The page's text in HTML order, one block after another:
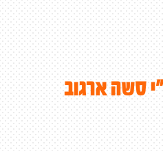
סשה ארגוב